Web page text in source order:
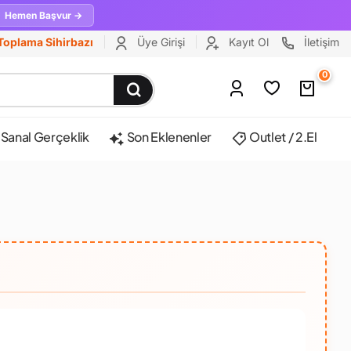
Hemen Başvur →
Sihirbazı Üye Girişi Kayıt Ol İletişim
0
Sanal Gerçeklik Son Eklenenler Outlet / 2.El